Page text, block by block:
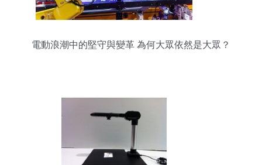
電動浪潮中的堅守與變革 為何大眾依然是大眾？